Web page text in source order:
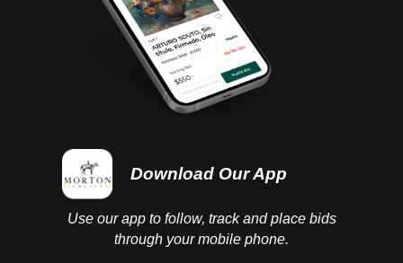
Download Our App
Use our app to follow, track and place bids
through your mobile phone.